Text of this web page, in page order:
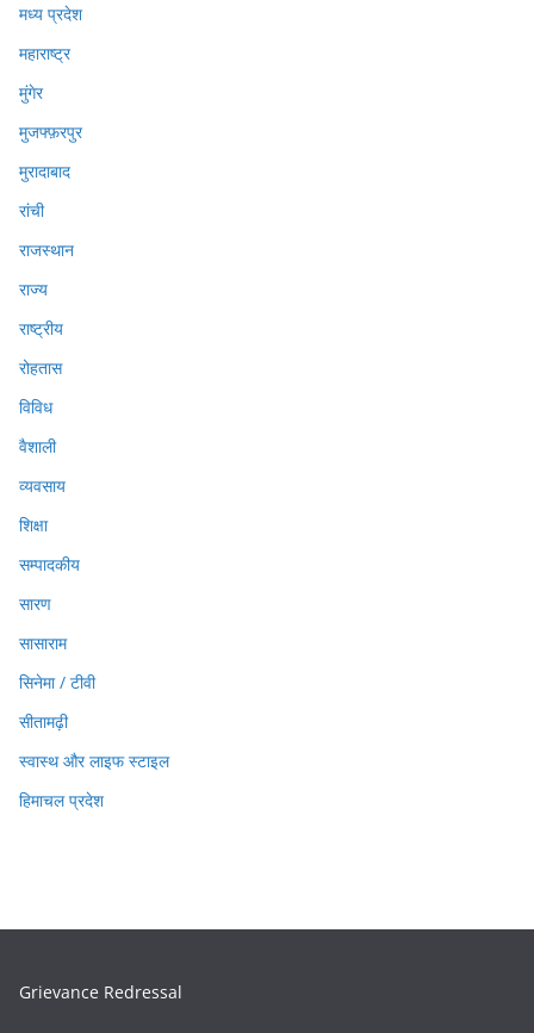
मध्य प्रदेश
महाराष्ट्र
मुंगेर
मुजफ्फ़रपुर
मुरादाबाद
रांची
राजस्थान
राज्य
राष्ट्रीय
रोहतास
विविध
वैशाली
व्यवसाय
शिक्षा
सम्पादकीय
सारण
सासाराम
सिनेमा / टीवी
सीतामढ़ी
स्वास्थ और लाइफ स्टाइल
हिमाचल प्रदेश
Grievance Redressal